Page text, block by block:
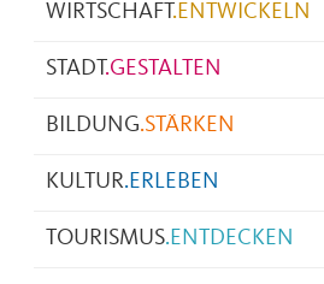
WIRTSCHAFT.ENTWICKELN
STADT.GESTALTEN
BILDUNG.STÄRKEN
KULTUR.ERLEBEN
TOURISMUS.ENTDECKEN